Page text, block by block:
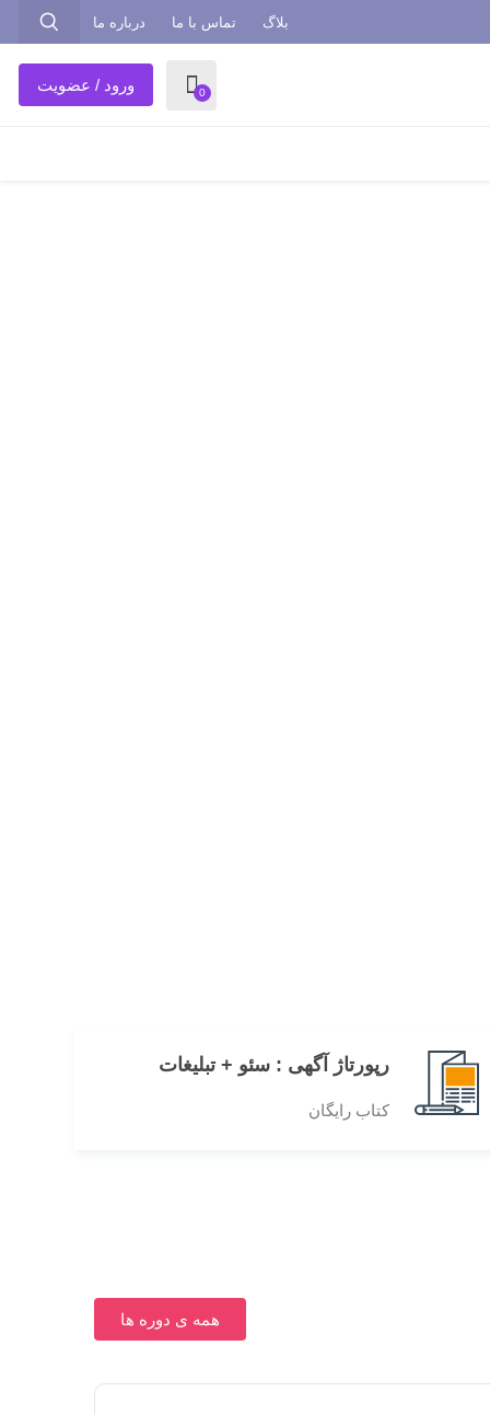
بلاگ تماس با ما درباره ما
0 ورود / عضویت
رپورتاژ آگهی : سئو + تبلیغات
کتاب رایگان
همه ی دوره ها